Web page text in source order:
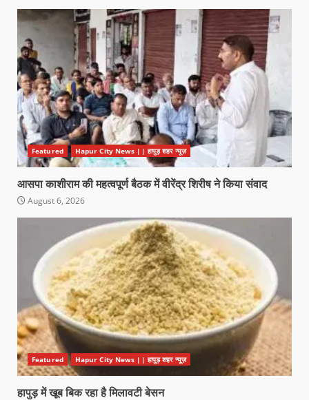
Featured Hapur City News || हापुड़ शहर न्यूज़
आसपा काशीराम की महत्वपूर्ण बैठक में वीरेंद्र शिरीष ने किया संवाद
August 6, 2026
Featured Hapur City News || हापुड़ शहर न्यूज़
हापुड़ में खूब बिक रहा है मिलावटी बेसन